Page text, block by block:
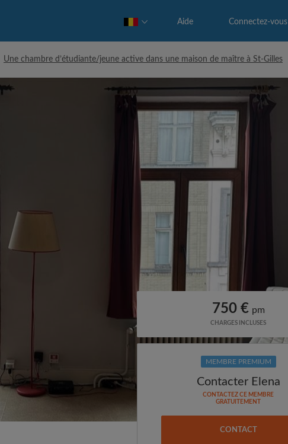
Connectez-vous
Aide
Une chambre d’étudiante/jeune active dans une maison de maître à St-Gilles
750 € pm
CHARGES INCLUSES
MEMBRE PREMIUM
Contacter Elena
CONTACTEZ CE MEMBRE
GRATUITEMENT
CONTACT